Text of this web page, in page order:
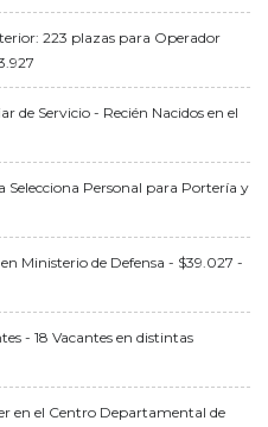
223 plazas para Operador
de Servicio - Recién Nacidos en el
Personal para Portería y
Ministerio de Defensa - $39.027 -
- 18 Vacantes en distintas
en el Centro Departamental de